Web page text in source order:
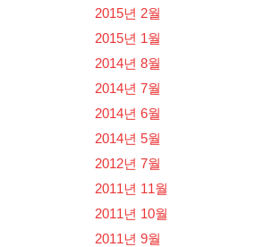
2015년 2월
2015년 1월
2014년 8월
2014년 7월
2014년 6월
2014년 5월
2012년 7월
2011년 11월
2011년 10월
2011년 9월